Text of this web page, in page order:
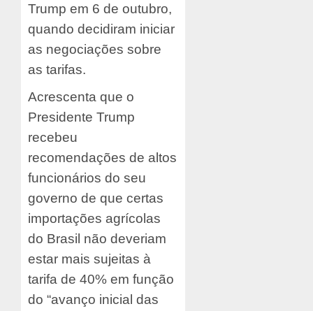
Trump em 6 de outubro,
quando decidiram iniciar
as negociações sobre
as tarifas.
Acrescenta que o
Presidente Trump
recebeu
recomendações de altos
funcionários do seu
governo de que certas
importações agrícolas
do Brasil não deveriam
estar mais sujeitas à
tarifa de 40% em função
do “avanço inicial das